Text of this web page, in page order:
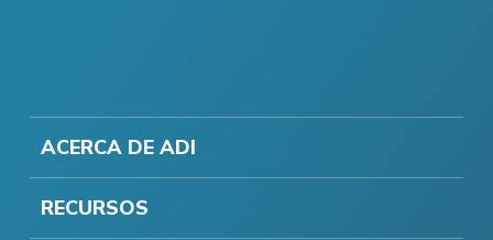
ACERCA DE ADI
RECURSOS